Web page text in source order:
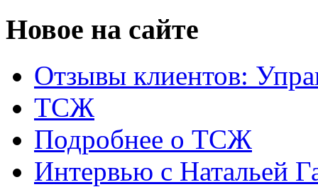
Новое на сайте
Отзывы клиентов:
ТСЖ
Подробнее о ТСЖ
Интервью с Натальей